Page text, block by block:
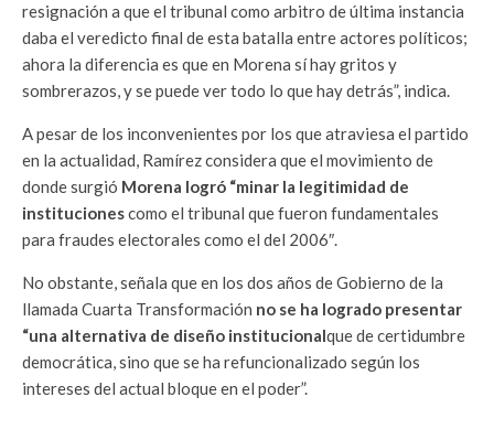
resignación a que el tribunal como arbitro de última instancia
daba el veredicto final de esta batalla entre actores políticos;
ahora la diferencia es que en Morena sí hay gritos y
sombrerazos, y se puede ver todo lo que hay detrás”, indica.
A pesar de los inconvenientes por los que atraviesa el partido
en la actualidad, Ramírez considera que el movimiento de
donde surgió Morena logró “minar la legitimidad de
institucionescomo el tribunal que fueron fundamentales
para fraudes electorales como el del 2006″.
No obstante, señala que en los dos años de Gobierno de la
llamada Cuarta Transformación no se ha logrado presentar
“una alternativa de diseño institucionalque de certidumbre
democrática, sino que se ha refuncionalizado según los
intereses del actual bloque en el poder”.